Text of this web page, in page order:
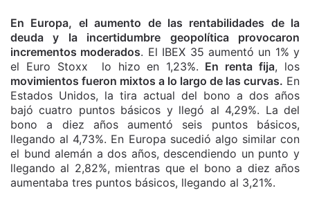
En Europa, el aumento de las rentabilidades de la
deuda y la incertidumbre geopolítica provocaron
incrementos moderados. El IBEX 35 aumentó un 1% y
el Euro Stoxx lo hizo en 1,23%. En renta fija, los
movimientos fueron mixtos a lo largo de las curvas. En
Estados Unidos, la tira actual del bono a dos años
bajó cuatro puntos básicos y llegó al 4,29%. La del
bono a diez años aumentó seis puntos básicos,
llegando al 4,73%. En Europa sucedió algo similar con
el bund alemán a dos años, descendiendo un punto y
llegando al 2,82%, mientras que el bono a diez años
aumentaba tres puntos básicos, llegando al 3,21%.